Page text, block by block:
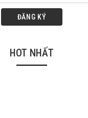
ĐĂNG KÝ
HOT NHẤT